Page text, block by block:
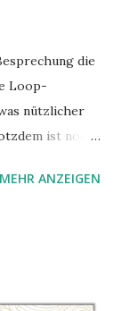
die
Loop-
nützlicher
ist noch
auf das was
MEHR ANZEIGEN